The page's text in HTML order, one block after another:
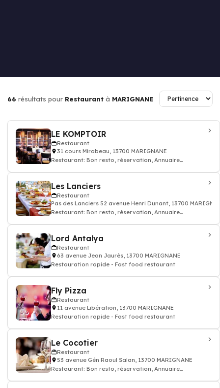
66 résultats pour Restaurant à MARIGNANE
LE KOMPTOIR
Restaurant
31 cours Mirabeau, 13700 MARIGNANE
Restaurant: Bon resto, réservation, Annuaire
Les Lanciers
Restaurant
Pas des Lanciers 52 avenue Henri Dunant, 13700
Restaurant: Bon resto, réservation, Annuaire
Lord Antalya
Restaurant
63 avenue Jean Jaurès, 13700 MARIGNANE
Restauration rapide - Fast food restaurant
Fly Pizza
Restaurant
11 avenue Libération, 13700 MARIGNANE
Restauration rapide - Fast food restaurant
Le Cocotier
Restaurant
53 avenue Gén Raoul Salan, 13700 MARIGNANE
Restaurant: Bon resto, réservation, Annuaire